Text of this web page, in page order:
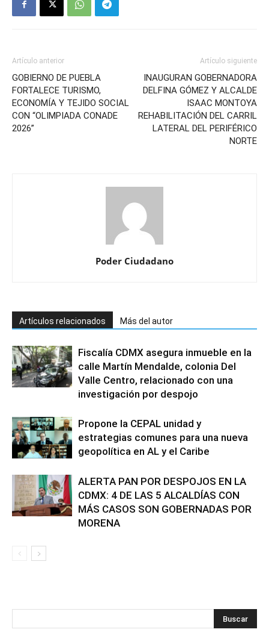
Artículo anterior
GOBIERNO DE PUEBLA
FORTALECE TURISMO,
ECONOMÍA Y TEJIDO SOCIAL
CON “OLIMPIADA CONADE
2026”
Artículo siguiente
INAUGURAN GOBERNADORA
DELFINA GÓMEZ Y ALCALDE
ISAAC MONTOYA
REHABILITACIÓN DEL CARRIL
LATERAL DEL PERIFÉRICO
NORTE
Poder Ciudadano
Artículos relacionados Más del autor
Fiscalía CDMX asegura inmueble en la
calle Martín Mendalde, colonia Del
Valle Centro, relacionado con una
investigación por despojo
Propone la CEPAL unidad y
estrategias comunes para una nueva
geopolítica en AL y el Caribe
ALERTA PAN POR DESPOJOS EN LA
CDMX: 4 DE LAS 5 ALCALDÍAS CON
MÁS CASOS SON GOBERNADAS POR
MORENA